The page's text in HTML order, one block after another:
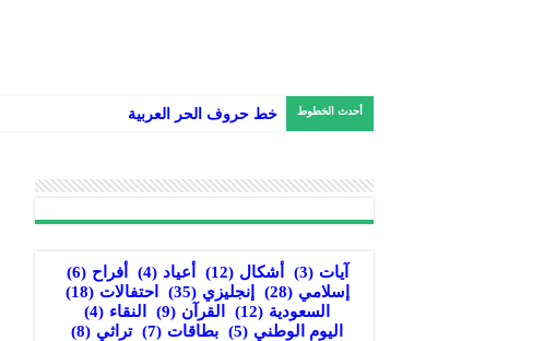
أحدث الخطوط خط حروف الحر العربية
آيات (3) أشكال (12) أعياد (4) أفراح (6)
إسلامي (28) إنجليزي (35) احتفالات (18)
السعودية (12) القرآن (9) النقاء (4)
اليوم الوطني (5) بطاقات (7) تراثي (8)